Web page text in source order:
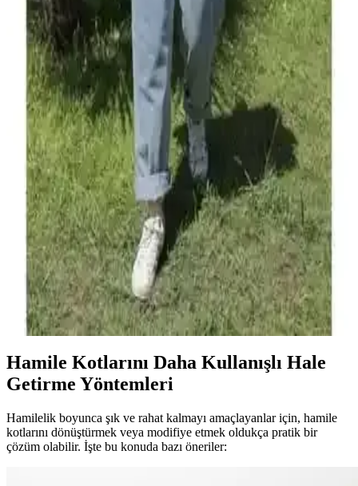
Motherway Hamile Kumaş Cigaret Pantolon: Şık ve
Rahat Hamile Giyim Seçeneği
%98 pamuk içeriğiyle nefes alabilen, şık ve rahat hamile pantolonu,
modern anne adaylarının günlük ve iş hayatında tercih edebileceği
ideal bir seçenek sunar.
Alexander Gardi Fitilli Uzun Elbise Günlük Şıklık
ve Konfor Sunan Modern Tasarım
Alexander Gardi'nin fitilli uzun elbisesi, hafif kumaşı ve şık
tasarımıyla günlük kullanım için ideal, rahat ve modern bir seçenek
sunuyor.
Hamilelik Döneminde Şıklık ve Konfor Sunan
Tesettür Hamile Tulumları Seçenekleri
Hamilelikte şıklık ve konforu bir arada sunan tesettür hamile
tulumları, rahat hareket ve modern tasarımlarla kadınların tercihleri
arasında yer alıyor.
Hamile Kotlarını Daha Kullanışlı Hale
Getirme Yöntemleri
Hamilelik boyunca şık ve rahat kalmayı amaçlayanlar için, hamile
kotlarını dönüştürmek veya modifiye etmek oldukça pratik bir
çözüm olabilir. İşte bu konuda bazı öneriler: